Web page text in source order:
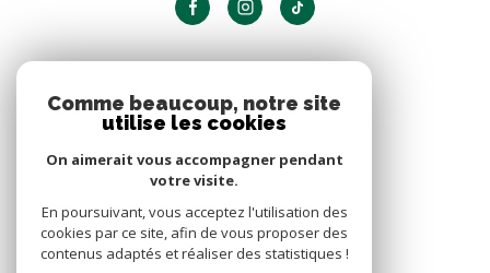
NOUS ADHÉRONS
Comme beaucoup, notre site
utilise les cookies
On aimerait vous accompagner pendant
votre visite.
En poursuivant, vous acceptez l'utilisation des
cookies par ce site, afin de vous proposer des
contenus adaptés et réaliser des statistiques !